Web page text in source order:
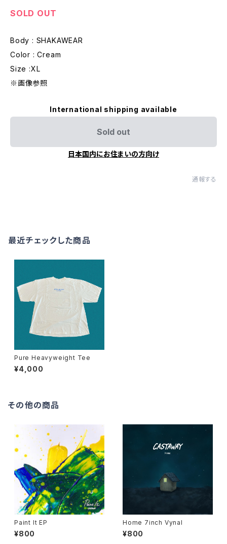
SOLD OUT
Body : SHAKAWEAR
Color : Cream
Size :XL
※画像参照
International shipping available
Sold out
日本国内にお住まいの方向け
通報する
最近チェックした商品
Pure Heavyweight Tee
¥4,000
その他の商品
Paint It EP
¥800
Home 7inch Vynal
¥800